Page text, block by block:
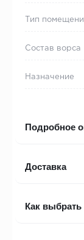
Тип
Состав ворса
Назначение
Подробное
Доставка
Как выбрать